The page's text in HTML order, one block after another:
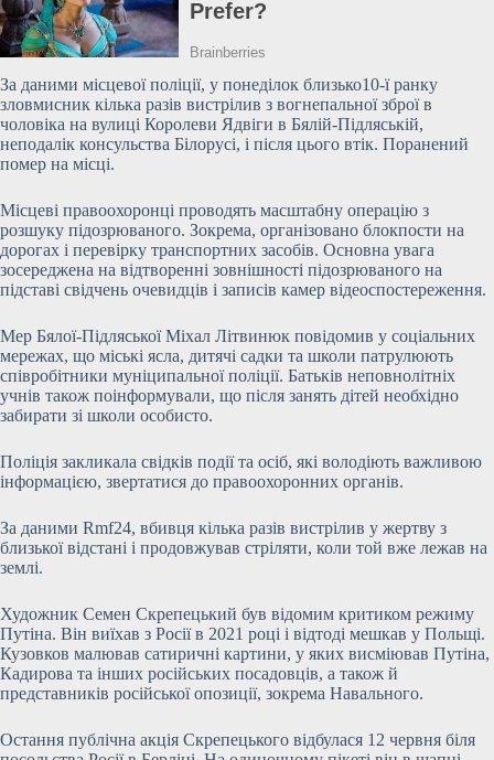
За даними місцевої поліції, у понеділок близько10-ї ранку
зловмисник кілька разів вистрілив з вогнепальної зброї в
чоловіка на вулиці Королеви Ядвіги в Бялій-Підляській,
неподалік консульства Білорусі, і після цього втік. Поранений
помер на місці.
Місцеві правоохоронці проводять масштабну операцію з
розшуку підозрюваного. Зокрема, організовано блокпости на
дорогах і перевірку транспортних засобів. Основна увага
зосереджена на відтворенні зовнішності підозрюваного на
підставі свідчень очевидців і записів камер відеоспостереження.
Мер Бялої-Підляської Міхал Літвинюк повідомив у соціальних
мережах, що міські ясла, дитячі садки та школи патрулюють
співробітники муніципальної поліції. Батьків неповнолітніх
учнів також поінформували, що після занять дітей необхідно
забирати зі школи особисто.
Поліція закликала свідків події та осіб, які володіють важливою
інформацією, звертатися до правоохоронних органів.
За даними Rmf24, вбивця кілька разів вистрілив у жертву з
близької відстані і продовжував стріляти, коли той вже лежав на
землі.
Художник Семен Скрепецький був відомим критиком режиму
Путіна. Він виїхав з Росії в 2021 році і відтоді мешкав у Польщі.
Кузовков малював сатиричні картини, у яких висміював Путіна,
Кадирова та інших російських посадовців, а також й
представників російської опозиції, зокрема Навального.
Остання публічна акція Скрепецького відбулася 12 червня біля